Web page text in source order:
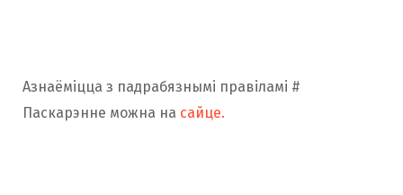
Азнаёміцца ​​з падрабязнымі правіламі #
Паскарэнне можна на сайце.